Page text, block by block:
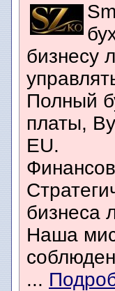
бизнесу
Полный
платы,
EU.
бизнеса
Наша
...